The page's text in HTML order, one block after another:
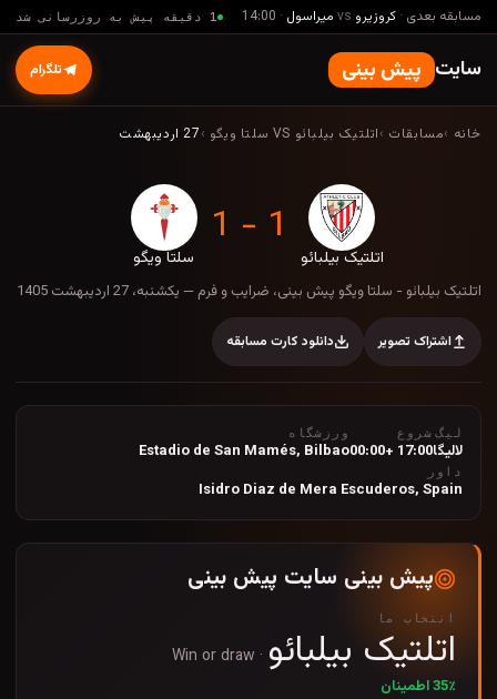
مسابقه بعدی · کروزیرو vs میراسول ·
14:00 1 دقیقه پیش به روزرسانی شد
سایت پیش بینی تلگرام
خانه ›مسابقات ›اتلتیک بیلبائو VS سلتا ویگو ›27 اردیبهشت
اتلتیک بیلبائو
1 - 1
سلتا ویگو
اتلتیک بیلبائو - سلتا ویگو پیش بینی، ضرایب و
اتلتیک بیلبائو - سلتا ویگو پیش بینی، ضرایب و فرم — یکشنبه، 27 اردیبهشت 1405
اشتراک تصویر دانلود کارت مسابقه
لیگ
لالیگا
شروع
17:00 +00:00
ورزشگاه
Estadio de San Mamés, Bilbao
داور
Isidro Diaz de Mera Escuderos, Spain
پیش بینی سایت پیش بینی
انتخاب ما
اتلتیک بیلبائو ·
Win or draw
35٪ اطمینان